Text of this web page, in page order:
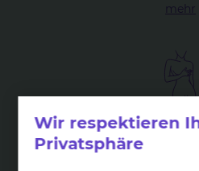
mehr
Wir respektieren
Privatsphäre